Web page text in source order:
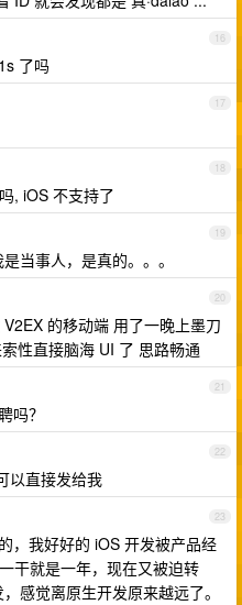
16
了吗
17
18
, iOS 不支持了
19
当事人，是真的。。。
20
的移动端 用了一晚上墨刀
性直接脑海 UI 了 思路畅通
21
吗？
22
以直接发给我
23
，我好好的 iOS 开发被产品经
干就是一年，现在又被迫转
感觉离原生开发原来越远了。